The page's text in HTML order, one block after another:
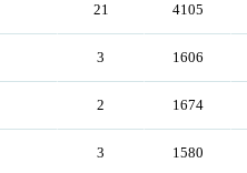
21 4105
3 1606
2 1674
3 1580